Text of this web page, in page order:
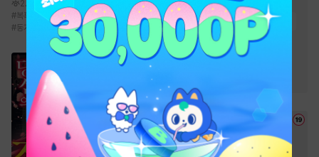
2.4만
#복흑/계략공 #상처수 능글공
호구수
#동거/배우자
#여성인기 #짝사랑
#절륜남 #능욕 # 삼각관계
#모럴리스 #원나잇
#능글남 #동거